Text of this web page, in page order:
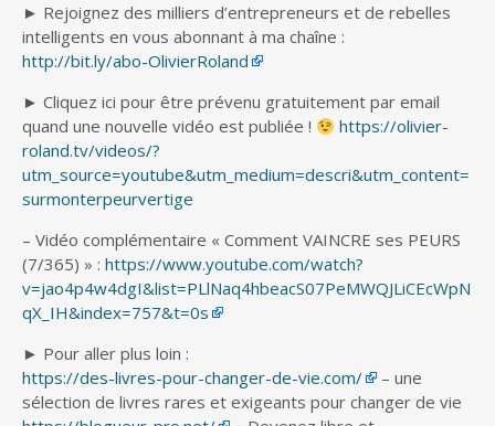
► Rejoignez des milliers d’entrepreneurs et de rebelles
intelligents en vous abonnant à ma chaîne :
http://bit.ly/abo-OlivierRoland
► Cliquez ici pour être prévenu gratuitement par email
quand une nouvelle vidéo est publiée !
https://olivier-
roland.tv/videos/?
utm_source=youtube&utm_medium=descri&utm_content=
surmonterpeurvertige
– Vidéo complémentaire « Comment VAINCRE ses PEURS
(7/365) » : https://www.youtube.com/watch?
v=jao4p4w4dgI&list=PLlNaq4hbeacS07PeMWQJLiCEcWpN
qX_IH&index=757&t=0s
► Pour aller plus loin :
https://des-livres-pour-changer-de-vie.com/
– une
sélection de livres rares et exigeants pour changer de vie